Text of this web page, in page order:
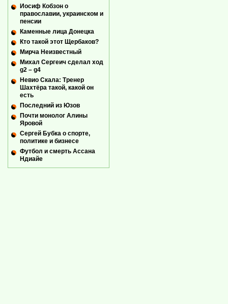
Иосиф Кобзон о
православии, украинском и
пенсии
Каменные лица Донецка
Кто такой этот Щербаков?
Мирча Неизвестный
Михал Сергеич сделал ход
g2 – g4
Невио Скала: Тренер
Шахтёра такой, какой он
есть
Последний из Юзов
Почти монолог Алины
Яровой
Сергей Бубка о спорте,
политике и бизнесе
Футбол и смерть Ассана
Ндиайе